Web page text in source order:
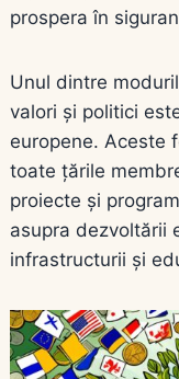
prospera în
Unul dintre
valori și politici
europene. Aceste
toate țările
proiecte și
asupra dezvoltării
infrastructurii și